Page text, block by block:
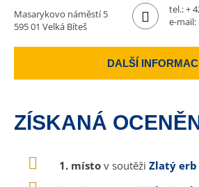
Masarykovo náměstí 5
595 01 Velká Bíteš
tel.:+
e-mail:
DALŠÍ
ZÍSKANÁ
1. místo v soutěži Zlatý erb